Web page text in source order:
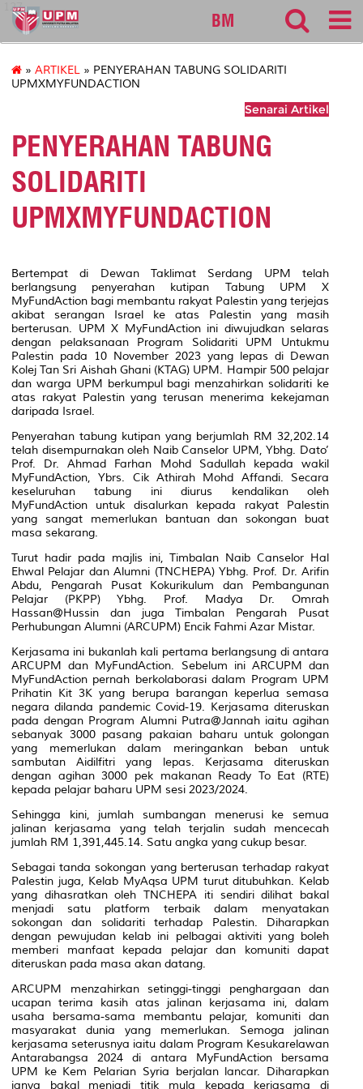
127
BM
» ARTIKEL » PENYERAHAN TABUNG SOLIDARITI
UPMXMYFUNDACTION
Senarai Artikel
PENYERAHAN TABUNG
SOLIDARITI
UPMXMYFUNDACTION
Bertempat di Dewan Taklimat Serdang UPM telah
berlangsung penyerahan kutipan Tabung UPM X
MyFundAction bagi membantu rakyat Palestin yang terjejas
akibat serangan Israel ke atas Palestin yang masih
berterusan. UPM X MyFundAction ini diwujudkan selaras
dengan pelaksanaan Program Solidariti UPM Untukmu
Palestin pada 10 November 2023 yang lepas di Dewan
Kolej Tan Sri Aishah Ghani (KTAG) UPM. Hampir 500 pelajar
dan warga UPM berkumpul bagi menzahirkan solidariti ke
atas rakyat Palestin yang terusan menerima kekejaman
daripada Israel.
Penyerahan tabung kutipan yang berjumlah RM 32,202.14
telah disempurnakan oleh Naib Canselor UPM, Ybhg. Dato’
Prof. Dr. Ahmad Farhan Mohd Sadullah kepada wakil
MyFundAction, Ybrs. Cik Athirah Mohd Affandi. Secara
keseluruhan tabung ini diurus kendalikan oleh
MyFundAction untuk disalurkan kepada rakyat Palestin
yang sangat memerlukan bantuan dan sokongan buat
masa sekarang.
Turut hadir pada majlis ini, Timbalan Naib Canselor Hal
Ehwal Pelajar dan Alumni (TNCHEPA) Ybhg. Prof. Dr. Arifin
Abdu, Pengarah Pusat Kokurikulum dan Pembangunan
Pelajar (PKPP) Ybhg. Prof. Madya Dr. Omrah
Hassan@Hussin dan juga Timbalan Pengarah Pusat
Perhubungan Alumni (ARCUPM) Encik Fahmi Azar Mistar.
Kerjasama ini bukanlah kali pertama berlangsung di antara
ARCUPM dan MyFundAction. Sebelum ini ARCUPM dan
MyFundAction pernah berkolaborasi dalam Program UPM
Prihatin Kit 3K yang berupa barangan keperlua semasa
negara dilanda pandemic Covid-19. Kerjasama diteruskan
pada dengan Program Alumni Putra@Jannah iaitu agihan
sebanyak 3000 pasang pakaian baharu untuk golongan
yang memerlukan dalam meringankan beban untuk
sambutan Aidilfitri yang lepas. Kerjasama diteruskan
dengan agihan 3000 pek makanan Ready To Eat (RTE)
kepada pelajar baharu UPM sesi 2023/2024.
Sehingga kini, jumlah sumbangan menerusi ke semua
jalinan kerjasama yang telah terjalin sudah mencecah
jumlah RM 1,391,445.14. Satu angka yang cukup besar.
Sebagai tanda sokongan yang berterusan terhadap rakyat
Palestin juga, Kelab MyAqsa UPM turut ditubuhkan. Kelab
yang dihasratkan oleh TNCHEPA iti sendiri dilihat bakal
menjadi satu platform terbaik dalam menyatakan
sokongan dan solidariti terhadap Palestin. Diharapkan
dengan pewujudan kelab ini pelbagai aktiviti yang boleh
memberi manfaat kepada pelajar dan komuniti dapat
diteruskan pada masa akan datang.
ARCUPM menzahirkan setinggi-tinggi penghargaan dan
ucapan terima kasih atas jalinan kerjasama ini, dalam
usaha bersama-sama membantu pelajar, komuniti dan
masyarakat dunia yang memerlukan. Semoga jalinan
kerjasama seterusnya iaitu dalam Program Kesukarelawan
Antarabangsa 2024 di antara MyFundAction bersama
UPM ke Kem Pelarian Syria berjalan lancar. Diharapkan
ianya bakal menjadi titik mula kepada kerjasama di